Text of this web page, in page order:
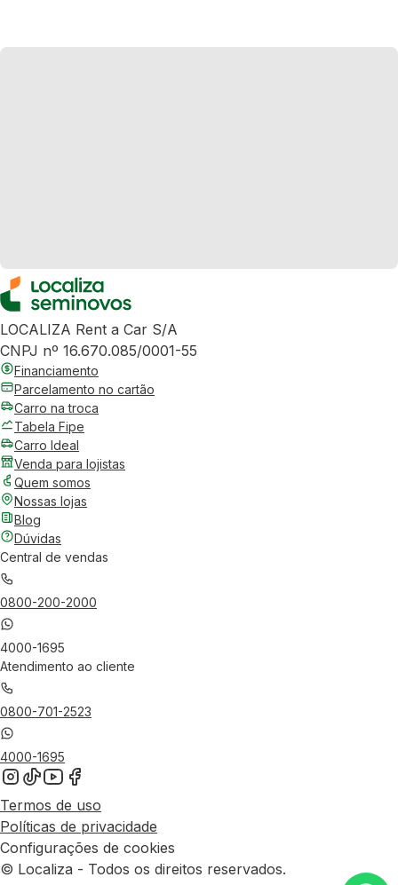
LOCALIZA Rent a Car S/A
CNPJ nº 16.670.085/0001-55
Financiamento
Parcelamento no cartão
Carro na troca
Tabela Fipe
Carro Ideal
Venda para lojistas
Quem somos
Nossas lojas
Blog
Dúvidas
Central de vendas
0800-200-2000
4000-1695
Atendimento ao cliente
0800-701-2523
4000-1695
Termos de uso
Políticas de privacidade
Configurações de cookies
© Localiza - Todos os direitos reservados.